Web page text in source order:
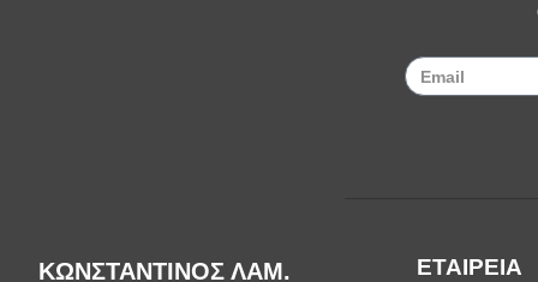
ΚΩΝΣΤΑΝΤΙΝΟΣ ΛΑΜ.
ΕΤΑΙΡΕΙΑ